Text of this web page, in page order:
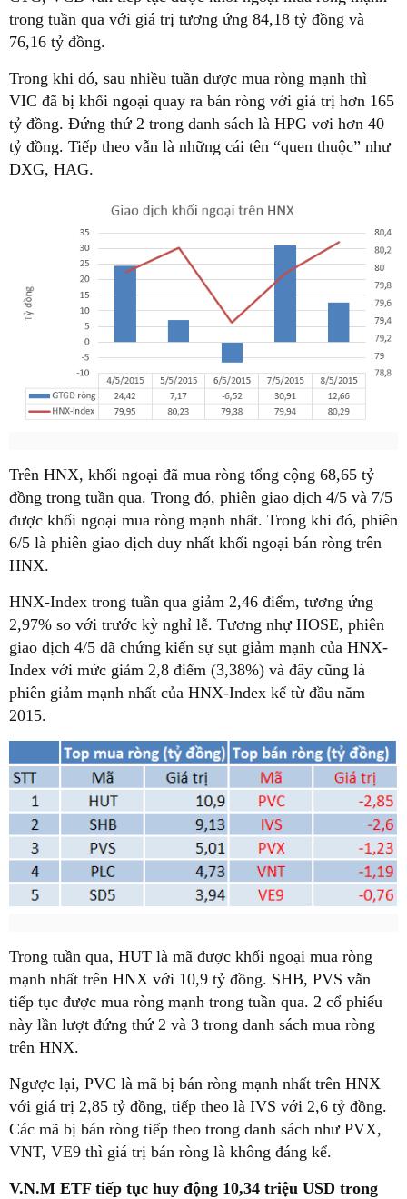
trong tuần qua với giá trị tương ứng 84,18 tỷ đồng và
76,16 tỷ đồng.
Trong khi đó, sau nhiều tuần được mua ròng mạnh thì
VIC đã bị khối ngoại quay ra bán ròng với giá trị hơn 165
tỷ đồng. Đứng thứ 2 trong danh sách là HPG vơi hơn 40
tỷ đồng. Tiếp theo vẫn là những cái tên “quen thuộc” như
DXG, HAG.
Trên HNX, khối ngoại đã mua ròng tổng cộng 68,65 tỷ
đồng trong tuần qua. Trong đó, phiên giao dịch 4/5 và 7/5
được khối ngoại mua ròng mạnh nhất. Trong khi đó, phiên
6/5 là phiên giao dịch duy nhất khối ngoại bán ròng trên
HNX.
HNX-Index trong tuần qua giảm 2,46 điểm, tương ứng
2,97% so với trước kỳ nghỉ lễ. Tương nhự HOSE, phiên
giao dịch 4/5 đã chứng kiến sự sụt giảm mạnh của HNX-
Index với mức giảm 2,8 điểm (3,38%) và đây cũng là
phiên giảm mạnh nhất của HNX-Index kể từ đầu năm
2015.
Trong tuần qua, HUT là mã được khối ngoại mua ròng
mạnh nhất trên HNX với 10,9 tỷ đồng. SHB, PVS vẫn
tiếp tục được mua ròng mạnh trong tuần qua. 2 cổ phiếu
này lần lượt đứng thứ 2 và 3 trong danh sách mua ròng
trên HNX.
Ngược lại, PVC là mã bị bán ròng mạnh nhất trên HNX
với giá trị 2,85 tỷ đồng, tiếp theo là IVS với 2,6 tỷ đồng.
Các mã bị bán ròng tiếp theo trong danh sách như PVX,
VNT, VE9 thì giá trị bán ròng là không đáng kể.
V.N.M ETF tiếp tục huy động 10,34 triệu USD trong